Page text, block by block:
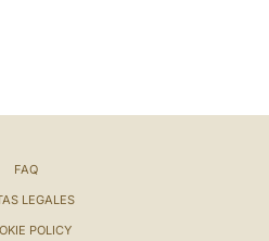
FAQ
LEGALES
POLICY